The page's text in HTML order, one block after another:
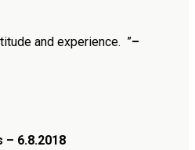
and experience. ”–
– 6.8.2018